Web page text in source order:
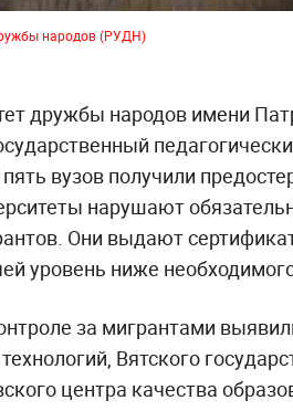
народов (РУДН)
дружбы народов имени
вузов получили
нарушают
Они выдают
уровень ниже
за мигрантами
Вятского
центра качества